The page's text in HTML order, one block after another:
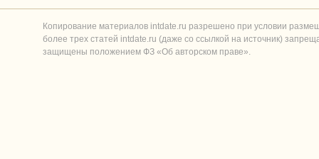
Копирование материалов intdate.ru разрешено при условии
более трех статей intdate.ru (даже со ссылкой на источник)
защищены положением ФЗ «Об авторском праве».